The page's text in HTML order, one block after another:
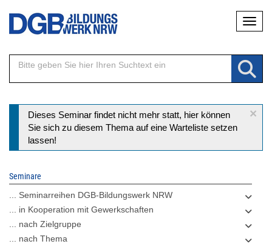
Direkt
Inhalt
×
Statusmeldung
Dieses Seminar findet nicht mehr statt, hier können
Sie sich zu diesem Thema auf eine Warteliste setzen
lassen!
Seminare
... Seminarreihen DGB-Bildungswerk NRW
... in Kooperation mit Gewerkschaften
... nach Zielgruppe
... nach Thema